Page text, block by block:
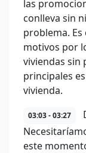
las
conlleva sin
problema.
motivos por
viviendas sin
principales
vivienda.
03:03 - 03:27
este